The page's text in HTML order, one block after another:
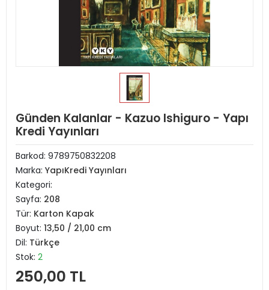
Günden Kalanlar - Kazuo Ishiguro - Yapı
Kredi Yayınları
Barkod: 9789750832208
Marka: YapıKredi Yayınları
Kategori:
Sayfa: 208
Tür: Karton Kapak
Boyut: 13,50 / 21,00 cm
Dil: Türkçe
Stok: 2
250,00 TL